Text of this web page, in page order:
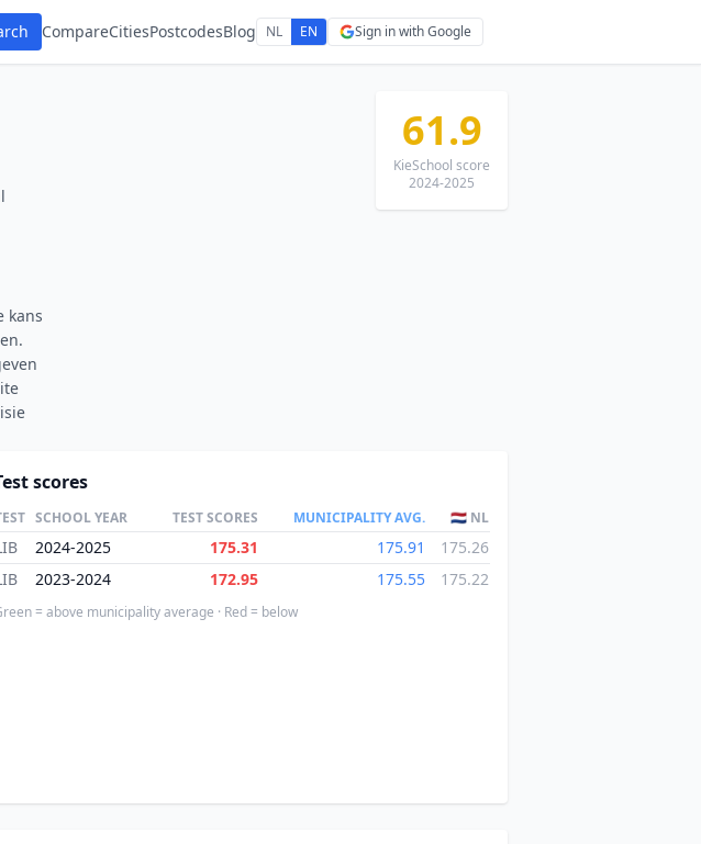
CompareCitiesPostcodesBlog NL EN Sign in with Google
kans
61.9
KieSchool score
2024-2025
scores
SCHOOL YEAR TEST SCORES MUNICIPALITY AVG. 🇳🇱 NL
2024-2025 175.31 175.91
175.26
2023-2024 172.95 175.55 175.22
= above municipality average · Red = below